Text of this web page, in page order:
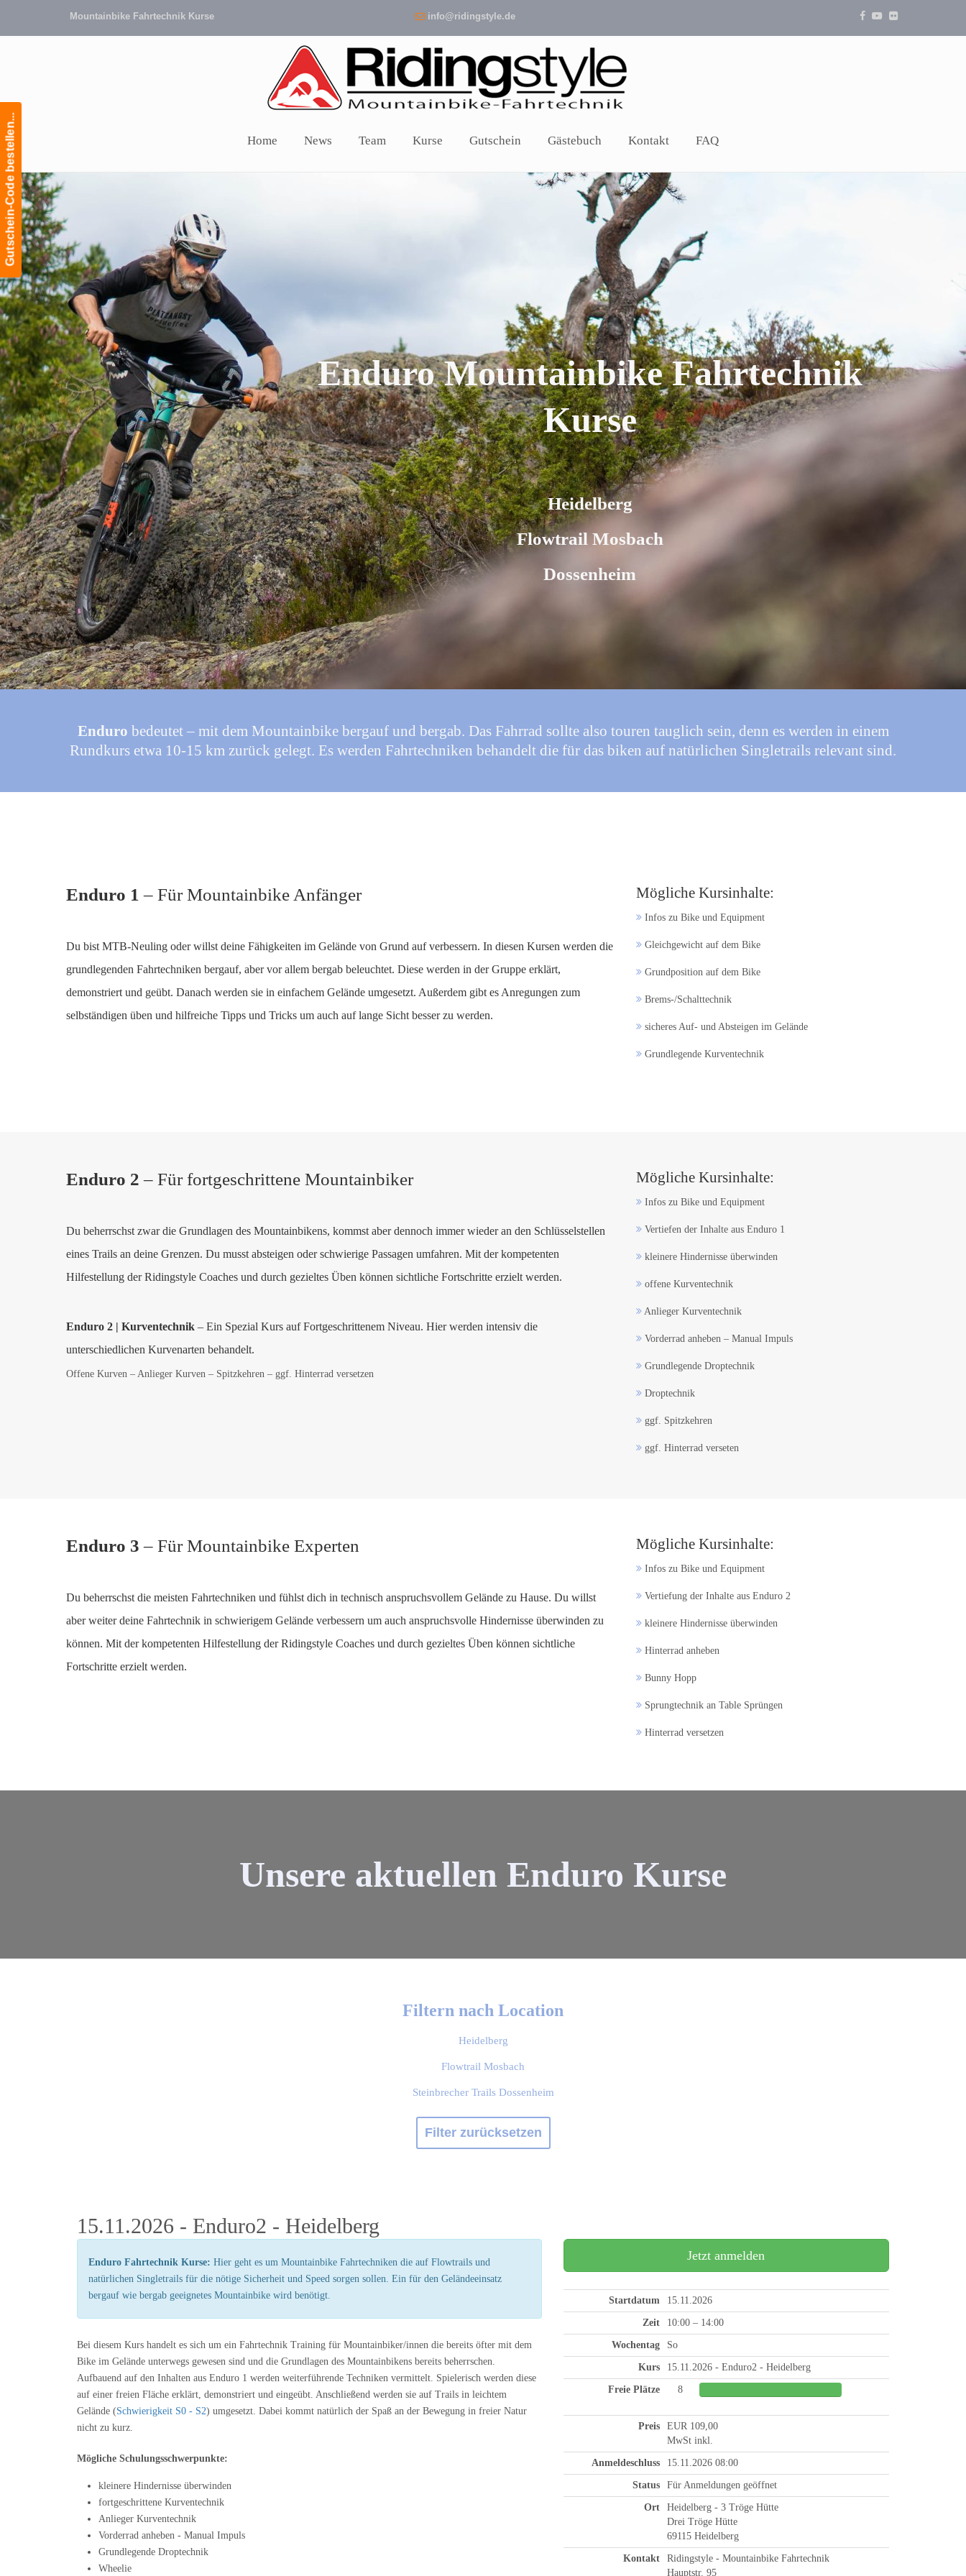
Gutschein-Code bestellen...
Mountainbike Fahrtechnik Kurse info@ridingstyle.de
Home News Team Kurse Gutschein Gästebuch Kontakt FAQ
Navigation
Enduro Mountainbike Fahrtechnik
Kurse
Heidelberg
Flowtrail Mosbach
Dossenheim
Enduro bedeutet – mit dem Mountainbike bergauf und bergab. Das Fahrrad sollte also touren tauglich sein, denn es werden in einem
Rundkurs etwa 10-15 km zurück gelegt. Es werden Fahrtechniken behandelt die für das biken auf natürlichen Singletrails relevant sind.
Enduro 1 – Für Mountainbike Anfänger
Du bist MTB-Neuling oder willst deine Fähigkeiten im Gelände von Grund auf verbessern. In diesen Kursen werden die
grundlegenden Fahrtechniken bergauf, aber vor allem bergab beleuchtet. Diese werden in der Gruppe erklärt,
demonstriert und geübt. Danach werden sie in einfachem Gelände umgesetzt. Außerdem gibt es Anregungen zum
selbständigen üben und hilfreiche Tipps und Tricks um auch auf lange Sicht besser zu werden.
Mögliche Kursinhalte:
Infos zu Bike und Equipment
Gleichgewicht auf dem Bike
Grundposition auf dem Bike
Brems-/Schalttechnik
sicheres Auf- und Absteigen im Gelände
Grundlegende Kurventechnik
Enduro 2 – Für fortgeschrittene Mountainbiker
Du beherrschst zwar die Grundlagen des Mountainbikens, kommst aber dennoch immer wieder an den Schlüsselstellen
eines Trails an deine Grenzen. Du musst absteigen oder schwierige Passagen umfahren. Mit der kompetenten
Hilfestellung der Ridingstyle Coaches und durch gezieltes Üben können sichtliche Fortschritte erzielt werden.
Enduro 2 | Kurventechnik – Ein Spezial Kurs auf Fortgeschrittenem Niveau. Hier werden intensiv die
unterschiedlichen Kurvenarten behandelt.
Offene Kurven – Anlieger Kurven – Spitzkehren – ggf. Hinterrad versetzen
Mögliche Kursinhalte:
Infos zu Bike und Equipment
Vertiefen der Inhalte aus Enduro 1
kleinere Hindernisse überwinden
offene Kurventechnik
Anlieger Kurventechnik
Vorderrad anheben – Manual Impuls
Grundlegende Droptechnik
Droptechnik
ggf. Spitzkehren
ggf. Hinterrad verseten
Enduro 3 – Für Mountainbike Experten
Du beherrschst die meisten Fahrtechniken und fühlst dich in technisch anspruchsvollem Gelände zu Hause. Du willst
aber weiter deine Fahrtechnik in schwierigem Gelände verbessern um auch anspruchsvolle Hindernisse überwinden zu
können. Mit der kompetenten Hilfestellung der Ridingstyle Coaches und durch gezieltes Üben können sichtliche
Fortschritte erzielt werden.
Mögliche Kursinhalte:
Infos zu Bike und Equipment
Vertiefung der Inhalte aus Enduro 2
kleinere Hindernisse überwinden
Hinterrad anheben
Bunny Hopp
Sprungtechnik an Table Sprüngen
Hinterrad versetzen
Unsere aktuellen Enduro Kurse
Filtern nach Location
Heidelberg
Flowtrail Mosbach
Steinbrecher Trails Dossenheim
Filter zurücksetzen
15.11.2026 - Enduro2 - Heidelberg
Enduro Fahrtechnik Kurse: Hier geht es um Mountainbike Fahrtechniken die auf Flowtrails und
natürlichen Singletrails für die nötige Sicherheit und Speed sorgen sollen. Ein für den Geländeeinsatz
bergauf wie bergab geeignetes Mountainbike wird benötigt.
Bei diesem Kurs handelt es sich um ein Fahrtechnik Training für Mountainbiker/innen die bereits öfter mit dem
Bike im Gelände unterwegs gewesen sind und die Grundlagen des Mountainbikens bereits beherrschen.
Aufbauend auf den Inhalten aus Enduro 1 werden weiterführende Techniken vermittelt. Spielerisch werden diese
auf einer freien Fläche erklärt, demonstriert und eingeübt. Anschließend werden sie auf Trails in leichtem
Gelände (Schwierigkeit S0 - S2) umgesetzt. Dabei kommt natürlich der Spaß an der Bewegung in freier Natur
nicht zu kurz.
Mögliche Schulungsschwerpunkte:
kleinere Hindernisse überwinden
fortgeschrittene Kurventechnik
Anlieger Kurventechnik
Vorderrad anheben - Manual Impuls
Grundlegende Droptechnik
Wheelie
Jetzt anmelden
Startdatum 15.11.2026
Zeit 10:00 – 14:00
Wochentag So
Kurs 15.11.2026 - Enduro2 - Heidelberg
Freie Plätze 8
Preis
EUR 109,00
MwSt inkl.
Anmeldeschluss 15.11.2026 08:00
Status Für Anmeldungen geöffnet
Ort
Heidelberg - 3 Tröge Hütte
Drei Tröge Hütte
69115 Heidelberg
Kontakt
Ridingstyle - Mountainbike Fahrtechnik
Hauptstr. 95